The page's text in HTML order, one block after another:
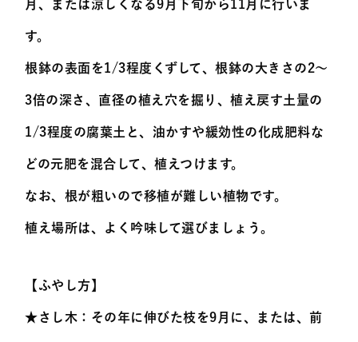
月、または涼しくなる9月下旬から11月に行いま
す。
根鉢の表面を1/3程度くずして、根鉢の大きさの2～
3倍の深さ、直径の植え穴を掘り、植え戻す土量の
1/3程度の腐葉土と、油かすや緩効性の化成肥料な
どの元肥を混合して、植えつけます。
なお、根が粗いので移植が難しい植物です。
植え場所は、よく吟味して選びましょう。
【ふやし方】
★さし木：その年に伸びた枝を9月に、または、前